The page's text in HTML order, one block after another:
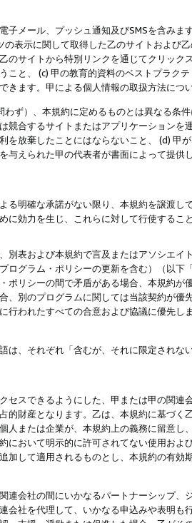
メール、プッシュ通知及びSMSを含みま
表示に関して取得した乙のサイトおよび
サイトから特別リンクを通じてクリッ
と、 (c) 甲の教育的資料のベストプラク
ます。甲による個人情報の取扱方法につい
ず）、本規約に定めるものとは異なる条
合するサイトまたはアプリケーション
を放棄したことにはならないこと、 (d) 甲
与えられた甲の代表者が書面によって提
明確な承諾がない限り、本規約を譲渡
効力を生じ、これらに対して行使するこ
表および本規約で言及またはアソシエイ
ログラム・ポリシーの更新を含む）（以下
ポリシーの間で矛盾がある場合、本規約
、別のプログラムに関しては当該契約が
われたすべての合意および協議に優先しま
、それぞれ「含むが、それに限定され
セスできるようにした、甲または甲の関
的財産となります。乙は、本規約に基づ
人または企業が、本規約上の義務に留意
おいて明示的に許可されてない使用およ
して適用されるものとし、本規約の有効
会社の間にいかなるパートナーシップ
会社を代理して、いかなる申込みや表明